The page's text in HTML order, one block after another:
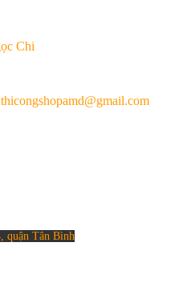
Chi
quận Tân Bình